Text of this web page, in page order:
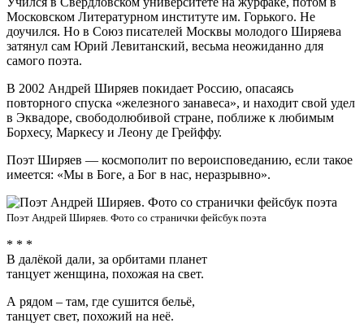
Московском Литературном институте им. Горького. Не
доучился. Но в Союз писателей Москвы молодого Ширяева
затянул сам Юрий Левитанский, весьма неожиданно для
самого поэта.
В 2002 Андрей Ширяев покидает Россию, опасаясь
повторного спуска «железного занавеса», и находит свой удел
в Эквадоре, свободолюбивой стране, поближе к любимым
Борхесу, Маркесу и Леону де Грейффу.
Поэт Ширяев — космополит по вероисповеданию, если такое
имеется: «Мы в Боге, а Бог в нас, неразрывно».
Поэт Андрей Ширяев. Фото со странички фейсбук поэта
* * *
В далёкой дали, за орбитами планет
танцует женщина, похожая на свет.
А рядом – там, где сушится бельё,
танцует свет, похожий на неё.